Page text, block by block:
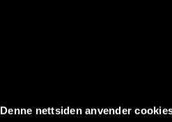
Denne nettsiden anvender